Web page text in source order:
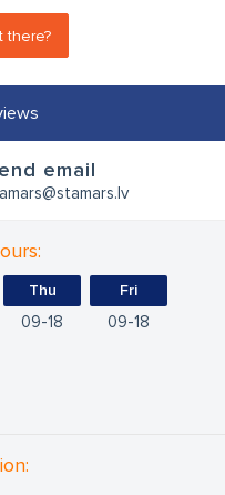
there?
email
Thu
09 18
Fri
09 18